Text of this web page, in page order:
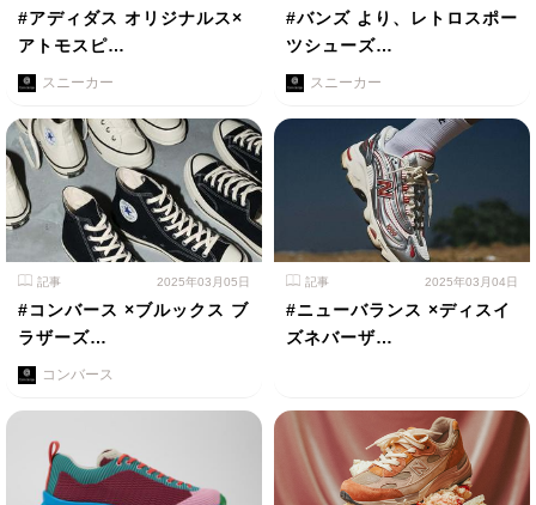
#アディダス オリジナルス×
アトモスピ…
スニーカー
#バンズ より、レトロスポー
ツシューズ…
スニーカー
記事 2025年03月05日
#コンバース ×ブルックス ブ
ラザーズ…
コンバース
記事 2025年03月04日
#ニューバランス ×ディスイ
ズネバーザ…